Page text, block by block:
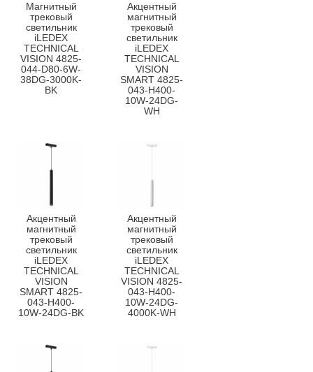
Магнитный
трековый
светильник
iLEDEX
TECHNICAL
VISION 4825-
044-D80-6W-
38DG-3000K-
BK
Акцентный
магнитный
трековый
светильник
iLEDEX
TECHNICAL
VISION
SMART 4825-
043-H400-
10W-24DG-
WH
Акцентный
магнитный
трековый
светильник
iLEDEX
TECHNICAL
VISION
SMART 4825-
043-H400-
10W-24DG-BK
Акцентный
магнитный
трековый
светильник
iLEDEX
TECHNICAL
VISION 4825-
043-H400-
10W-24DG-
4000K-WH